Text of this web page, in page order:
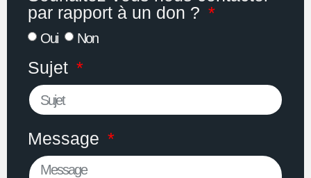
par rapport à un don ?
Oui Non
Sujet
Message